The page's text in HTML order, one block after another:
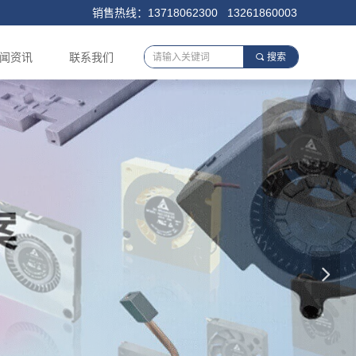
销售热线：13718062300 13261860003
资讯 联系我们 끠 搜索
넲